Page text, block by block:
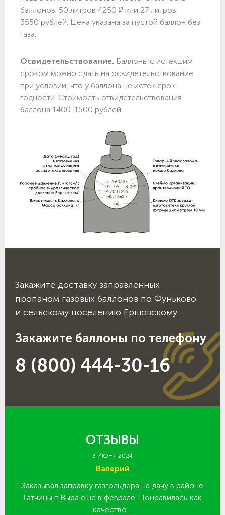
баллонов: 50 литров 4250 ₽ или 27 литров
3550 рублей. Цена указана за пустой баллон без
газа.
Освидетельствование. Баллоны с истекшим
сроком можно сдать на освидетельствование
при условии, что у баллона не истёк срок
годности. Стоимость отвидетельствования
баллона 1400-1500 рублей.
Закажите доставку заправленных
пропаном газовых баллонов по Фуньково
и сельскому поселению Ершовскому.
Закажите баллоны по телефону
8 (800) 444-30-16
ОТЗЫВЫ
3 ИЮНЯ 2024
Валерий
Заказывал заправку газгольдера на дачу в районе
Гатчины п.Выра еще в феврале. Понравилась как
качество…